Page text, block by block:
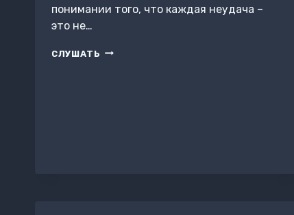
понимании того, что каждая неудача –
это не…
СЛУШАТЬ «СЧАСТЬЕ